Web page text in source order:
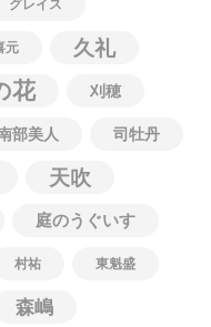
グレイス
元
久礼
花 刈穂
部美人 司牡丹
天吹
庭のうぐいす
村祐 東魁盛
森嶋